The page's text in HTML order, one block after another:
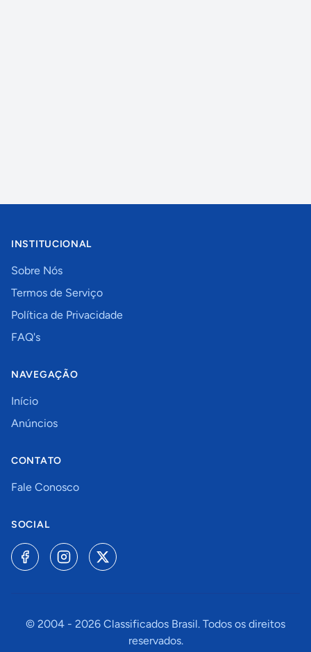
INSTITUCIONAL
Sobre Nós
Termos de Serviço
Política de Privacidade
FAQ's
NAVEGAÇÃO
Início
Anúncios
CONTATO
Fale Conosco
SOCIAL
© 2004 - 2026 Classificados Brasil. Todos os direitos
reservados.